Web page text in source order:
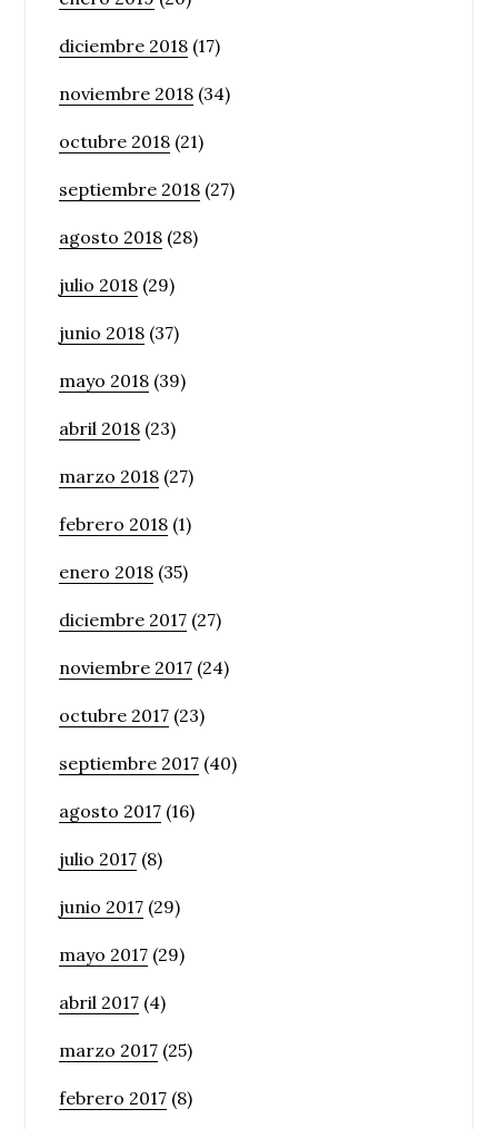
diciembre 2018 (17)
noviembre 2018 (34)
octubre 2018 (21)
septiembre 2018 (27)
agosto 2018 (28)
julio 2018 (29)
junio 2018 (37)
mayo 2018 (39)
abril 2018 (23)
marzo 2018 (27)
febrero 2018 (1)
enero 2018 (35)
diciembre 2017 (27)
noviembre 2017 (24)
octubre 2017 (23)
septiembre 2017 (40)
agosto 2017 (16)
julio 2017 (8)
junio 2017 (29)
mayo 2017 (29)
abril 2017 (4)
marzo 2017 (25)
febrero 2017 (8)